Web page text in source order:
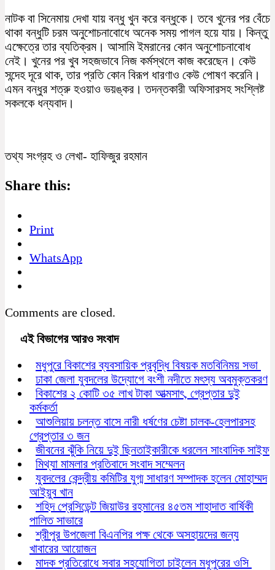
নাটক বা সিনেমায় দেখা যায় বন্ধু খুন করে বন্ধুকে। তবে খুনের পর বেঁচে
থাকা বন্ধুটি চরম অনুশোচনাবোধে অনেক সময় পাগল হয়ে যায়। কিন্তু
এক্ষেত্রে তার ব্যতিক্রম। আসামি ইমরানের কোন অনুশোচনাবোধ
নেই। খুনের পর খুব সহজভাবে নিজ কর্মস্থলে কাজ করেছেন। কেউ
সন্দেহ দূরে থাক, তার প্রতি কোন বিরূপ ধারণাও কেউ পোষণ করেনি।
এমন বন্ধুর শত্রু হওয়াও ভয়ঙ্কর। তদন্তকারী অফিসারসহ সংশ্লিষ্ট
সকলকে ধন্যবাদ।
তথ্য সংগ্রহ ও লেখা- হাফিজুর রহমান
Share this:
Print
WhatsApp
Comments are closed.
এই বিভাগের আরও সংবাদ
মধুপুরে বিকাশের ব্যবসায়িক প্রবৃদ্ধি বিষয়ক মতবিনিময় সভা
ঢাকা জেলা যুবদলের উদ্যোগে বংশী নদীতে মৎস্য অবমুক্তকরণ
বিকাশের ২ কোটি ৩৫ লাখ টাকা আত্মসাৎ, গ্রেপ্তার দুই
কর্মকর্তা
আশুলিয়ায় চলন্ত বাসে নারী ধর্ষণের চেষ্টা চালক-হেলপারসহ
গ্রেপ্তার ৩ জন
জীবনের ঝুঁকি নিয়ে দুই ছিনতাইকারীকে ধরলেন সাংবাদিক সাইফ
মিথ্যা মামলার প্রতিবাদে সংবাদ সম্মেলন
যুবদলের কেন্দ্রীয় কমিটির যুগ্ম সাধারণ সম্পাদক হলেন মোহাম্মদ
আইয়ুব খান
শহিদ প্রেসিডেন্ট জিয়াউর রহমানের ৪৫তম শাহাদাত বার্ষিকী
পালিত সাভারে
শ্রীপুর উপজেলা বিএনপির পক্ষ থেকে অসহায়দের জন্য
খাবারের আয়োজন
মাদক প্রতিরোধে সবার সহযোগিতা চাইলেন মধুপুরের ওসি